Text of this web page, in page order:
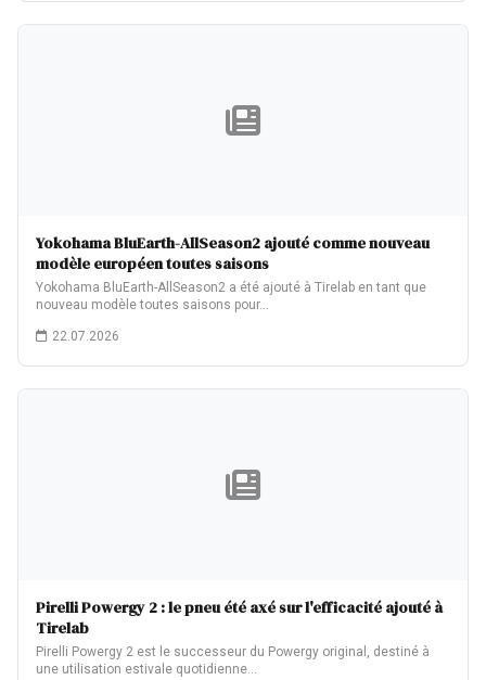
Yokohama BluEarth-AllSeason2 ajouté comme nouveau
modèle européen toutes saisons
Yokohama BluEarth-AllSeason2 a été ajouté à Tirelab en tant que
nouveau modèle toutes saisons pour…
22.07.2026
Pirelli Powergy 2 : le pneu été axé sur l'efficacité ajouté à
Tirelab
Pirelli Powergy 2 est le successeur du Powergy original, destiné à
une utilisation estivale quotidienne…